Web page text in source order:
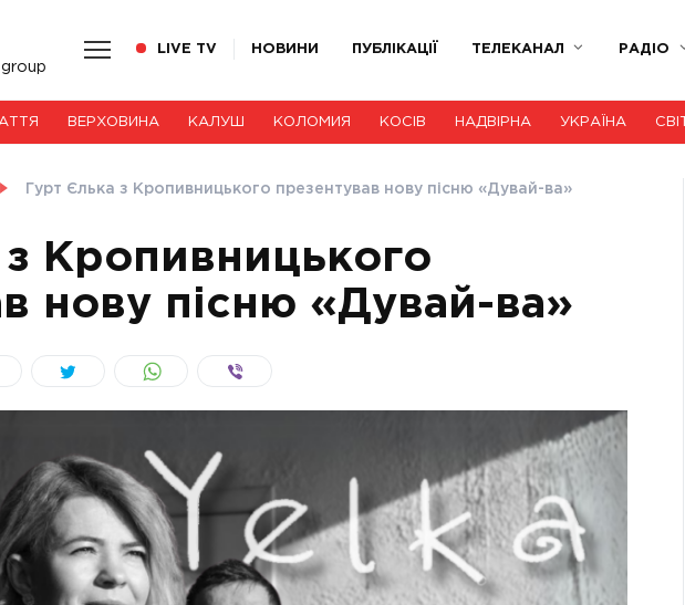
LIVE TV НОВИНИ ПУБЛІКАЦІЇ ТЕЛЕКАНАЛ РАДІО
ВЕРХОВИНА КАЛУШ КОЛОМИЯ КОСІВ НАДВІРНА УКРАЇНА СВІТ
Гурт Єлька з Кропивницького презентував нову пісню «Дувай-ва»
з Кропивницького
нову пісню «Дувай-ва»